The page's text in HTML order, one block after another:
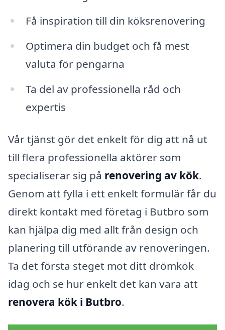
Få inspiration till din köksrenovering
Optimera din budget och få mest
valuta för pengarna
Ta del av professionella råd och
expertis
Vår tjänst gör det enkelt för dig att nå ut
till flera professionella aktörer som
specialiserar sig på renovering av kök.
Genom att fylla i ett enkelt formulär får du
direkt kontakt med företag i Butbro som
kan hjälpa dig med allt från design och
planering till utförande av renoveringen.
Ta det första steget mot ditt drömkök
idag och se hur enkelt det kan vara att
renovera kök i Butbro.